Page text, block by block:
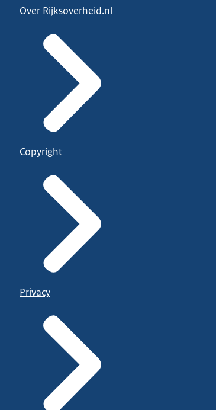
Over Rijksoverheid.nl
Copyright
Privacy